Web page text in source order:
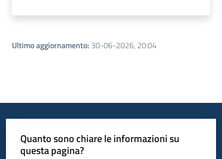
Ultimo aggiornamento: 30-06-2026, 20:04
Quanto sono chiare le informazioni su
questa pagina?